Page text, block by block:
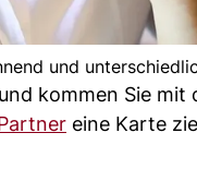
und
kommen Sie
eine Karte